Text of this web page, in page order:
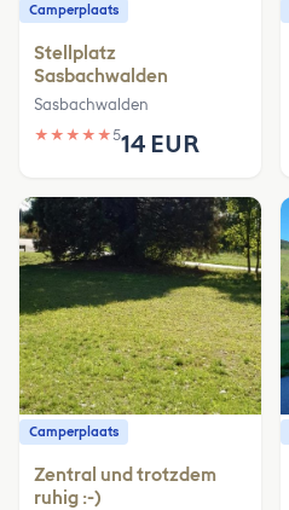
Camperplaats
Stellplatz
Sasbachwalden
Sasbachwalden
★ ★ ★ ★ ★514 EUR
Camperplaats
Zentral und trotzdem
ruhig :-)